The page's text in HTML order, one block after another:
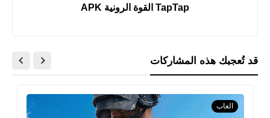
TapTap القوة الرونية APK
قد تُعجبك هذه المشاركات
العاب